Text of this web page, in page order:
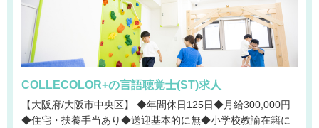
COLLECOLOR+の言語聴覚士(ST)求人
【大阪府/大阪市中央区】 ◆年間休日125日◆月給300,000円
◆住宅・扶養手当あり◆送迎基本的に無◆小学校教諭在籍に